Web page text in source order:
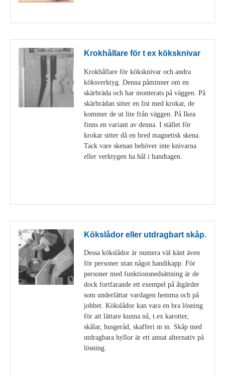
Krokhållare för t ex köksknivar
Krokhållare för köksknivar och andra
köksverktyg. Denna påminner om en
skärbräda och har monterats på väggen. På
skärbrädan sitter en list med krokar, de
kommer de ut lite från väggen. På Ikea
finns en variant av denna. I stället för
krokar sitter då en bred magnetisk skena.
Tack vare skenan behöver inte knivarna
eller verktygen ha hål i handtagen.
Kökslådor eller utdragbart skåp.
Dessa kökslådor är numera väl känt även
för personer utan något handikapp. För
personer med funktionsnedsättning är de
dock fortfarande ett exempel på åtgärder
som underlättar vardagen hemma och på
jobbet. Kökslådor kan vara en bra lösning
för att lättare kunna nå, t.ex karotter,
skålar, husgeråd, skafferi m m. Skåp med
utdragbara hyllor är ett annat alternativ på
lösning.